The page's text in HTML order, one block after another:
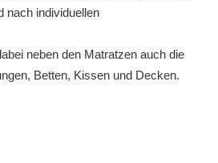
nach individuellen
neben den Matratzen auch die
Betten, Kissen und Decken.